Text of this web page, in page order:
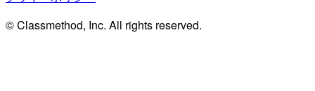
© Classmethod, Inc. All rights reserved.